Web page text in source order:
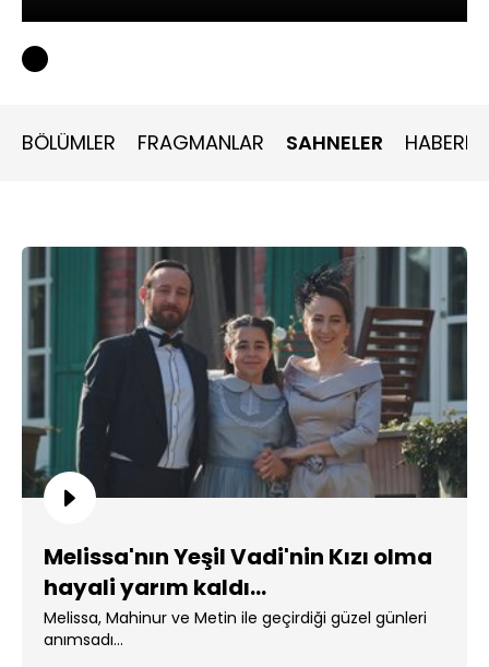
BÖLÜMLER FRAGMANLAR SAHNELER
Melissa'nın Yeşil Vadi'nin Kızı olma
hayali yarım kaldı...
Melissa, Mahinur ve Metin ile geçirdiği güzel günleri
anımsadı...